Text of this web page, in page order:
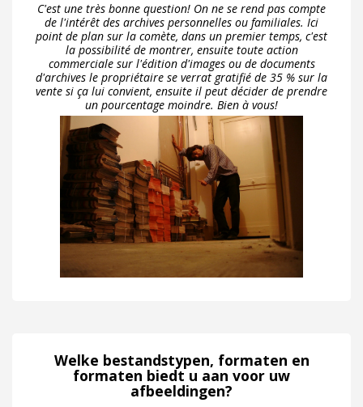
C'est une très bonne question! On ne se rend pas compte
de l'intérêt des archives personnelles ou familiales. Ici
point de plan sur la comète, dans un premier temps, c'est
la possibilité de montrer, ensuite toute action
commerciale sur l'édition d'images ou de documents
d'archives le propriétaire se verrat gratifié de 35 % sur la
vente si ça lui convient, ensuite il peut décider de prendre
un pourcentage moindre. Bien à vous!
Welke bestandstypen, formaten en
formaten biedt u aan voor uw
afbeeldingen?